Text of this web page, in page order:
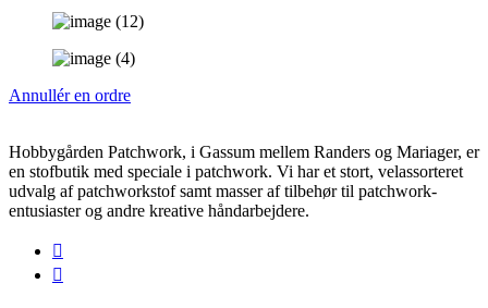
Annullér en ordre
Hobbygården Patchwork, i Gassum mellem Randers og Mariager, er
en stofbutik med speciale i patchwork. Vi har et stort, velassorteret
udvalg af patchworkstof samt masser af tilbehør til patchwork-
entusiaster og andre kreative håndarbejdere.